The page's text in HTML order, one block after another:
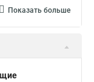
Показать больше